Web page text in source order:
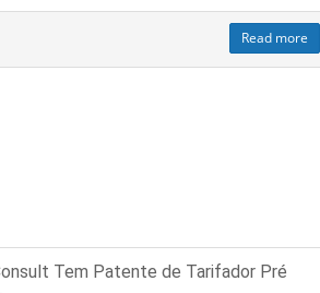
Read more
Tem Patente de Tarifador Pré